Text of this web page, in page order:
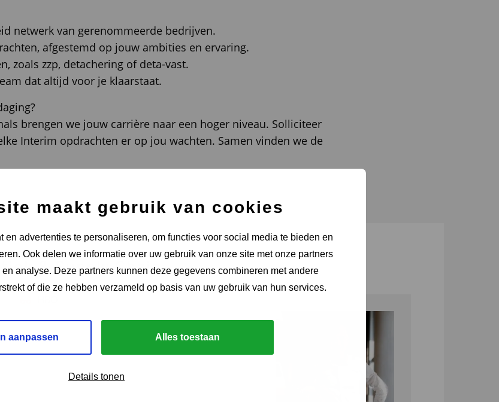
maakt gebruik van cookies
en advertenties te personaliseren, om functies voor social media te bieden en
Ook delen we informatie over uw gebruik van onze site met onze partners
analyse. Deze partners kunnen deze gegevens combineren met andere
of die ze hebben verzameld op basis van uw gebruik van hun services.
aanpassen Alles toestaan
Details tonen
netwerk van gerenommeerde bedrijven.
afgestemd op jouw ambities en ervaring.
zoals zzp, detachering of deta-vast.
dat altijd voor je klaarstaat.
brengen we jouw carrière naar een hoger niveau. Solliciteer
Interim opdrachten er op jou wachten. Samen vinden we de
& Supply Chain